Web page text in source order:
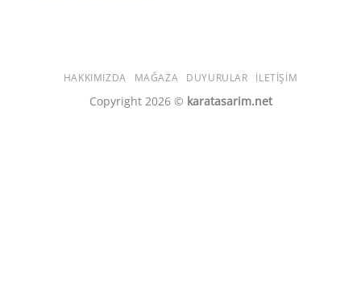
HAKKIMIZDA MAĞAZA DUYURULAR İLETIŞIM
Copyright 2026 © karatasarim.net